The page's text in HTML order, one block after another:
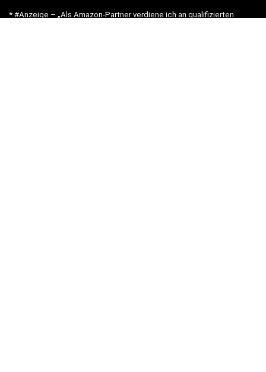
* #Anzeige – „Als Amazon-Partner verdiene ich an qualifizierten